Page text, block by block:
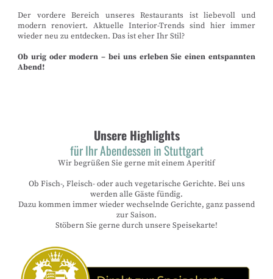
Der vordere Bereich unseres Restaurants ist liebevoll und
modern renoviert. Aktuelle Interior-Trends sind hier immer
wieder neu zu entdecken. Das ist eher Ihr Stil?
Ob urig oder modern – bei uns erleben Sie einen entspannten
Abend!
Unsere Highlights
für Ihr Abendessen in Stuttgart
Wir begrüßen Sie gerne mit einem Aperitif
Ob Fisch-, Fleisch- oder auch vegetarische Gerichte. Bei uns
werden alle Gäste fündig.
Dazu kommen immer wieder wechselnde Gerichte, ganz passend
zur Saison.
Stöbern Sie gerne durch unsere Speisekarte!